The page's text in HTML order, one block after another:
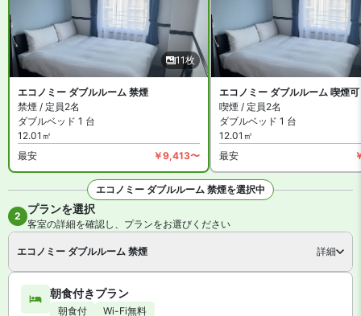
東横INN大阪船場2 は禁煙ルームと喫煙できるお部屋があります。
詳細は各宿泊プランをご確認ください。
11枚
エコノミー ダブルルーム 禁煙
禁煙 / 定員2名
ダブルベッド 1 台
12.01㎡
最安
￥9,413〜
エコノミー ダブルルーム 喫煙可
喫煙 / 定員2名
ダブルベッド 1 台
12.01㎡
最安
エコノミー ダブルルーム 禁煙を選択中
2 プランを選択
客室の詳細を確認し、プランをお選びください
エコノミー ダブルルーム 禁煙 詳細
朝食付きプラン
朝食付 Wi-Fi無料